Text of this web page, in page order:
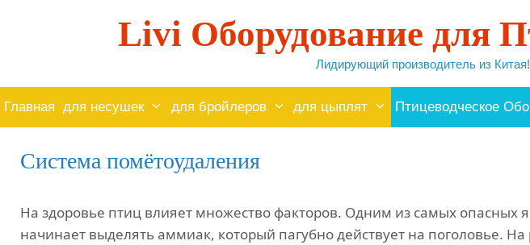
Livi Оборудование для
Лидирующий производитель из Китая!
Главная для несушек для бройлеров для цыплят Птицеводческое
Система помётоудаления
На здоровье птиц влияет множество факторов. Одним из самых опасных
начинает выделять аммиак, который пагубно действует на поголовье.